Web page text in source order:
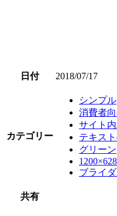
日付 2018/07/17
カテゴリー
シンプル
消費者
サイト
テキス
グリーン
1200×628
ブライ
共有